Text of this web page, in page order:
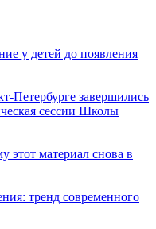
у детей до появления
Петербурге завершились
сессии Школы
этот материал снова в
тренд современного